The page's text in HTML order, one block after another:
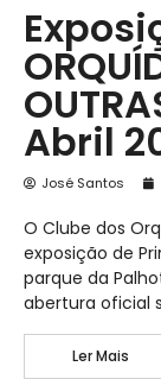
Abril
José Santos
O Clube dos
exposição de
parque da
abertura oficial
Ler Mais